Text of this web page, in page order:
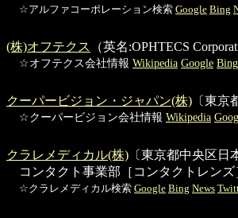
☆アルファコーポレーション検索 Google Bing
(株)オフテクス （英名:OPHTECS
☆オフテクス会社情報 Wikipedia Google Bing
クーパービジョン・ジャパン(株) 〔東京
☆クーパービジョン会社情報 Wikipedia
クラレメディカル(株) 〔東京都中央区日
コンタクト事業部 ［コンタクトレン
☆クラレメディカル検索 Google Bing News